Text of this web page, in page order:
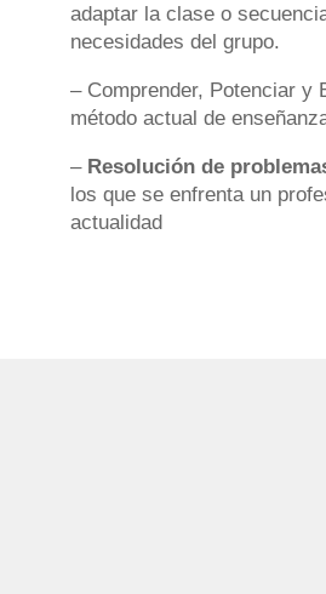
adaptar la clase o
necesidades del grupo.
– Comprender, Potenciar y
método actual de
– Resolución de
los que se enfrenta un
actualidad